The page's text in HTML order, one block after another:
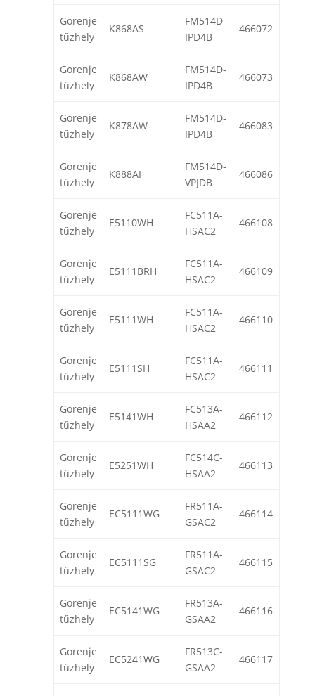
Gorenje
tűzhely
K868AS
FM514D-
IPD4B
466072
Gorenje
tűzhely
K868AW
FM514D-
IPD4B
466073
Gorenje
tűzhely
K878AW
FM514D-
IPD4B
466083
Gorenje
tűzhely
K888AI
FM514D-
VPJDB
466086
Gorenje
tűzhely
E5110WH
FC511A-
HSAC2
466108
Gorenje
tűzhely
E5111BRH
FC511A-
HSAC2
466109
Gorenje
tűzhely
E5111WH
FC511A-
HSAC2
466110
Gorenje
tűzhely
E5111SH
FC511A-
HSAC2
466111
Gorenje
tűzhely
E5141WH
FC513A-
HSAA2
466112
Gorenje
tűzhely
E5251WH
FC514C-
HSAA2
466113
Gorenje
tűzhely
EC5111WG
FR511A-
GSAC2
466114
Gorenje
tűzhely
EC5111SG
FR511A-
GSAC2
466115
Gorenje
tűzhely
EC5141WG
FR513A-
GSAA2
466116
Gorenje
tűzhely
EC5241WG
FR513C-
GSAA2
466117